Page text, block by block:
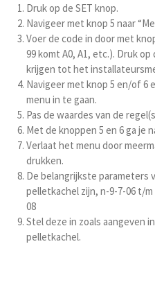
Druk op de SET knop.
Navigeer met knop 5 naar
Voer de code in door met
99 komt A0, A1, etc.). Druk
krijgen tot het
Navigeer met knop 5 en/of 6
menu in te gaan.
Pas de waardes van de
Met de knoppen 5 en 6 ga je
Verlaat het menu door
drukken.
De belangrijkste parameters
pelletkachel zijn, n-9-7-06 t/
08
Stel deze in zoals aangeven
pelletkachel.